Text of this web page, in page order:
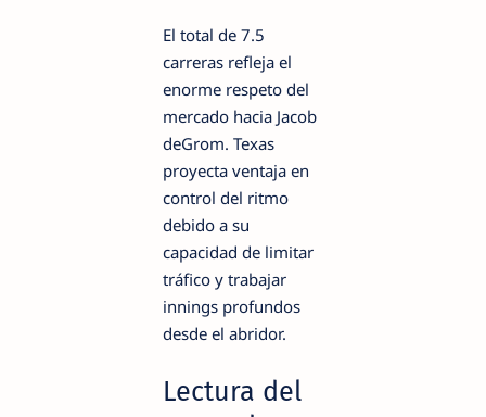
El total de 7.5
carreras refleja el
enorme respeto del
mercado hacia Jacob
deGrom. Texas
proyecta ventaja en
control del ritmo
debido a su
capacidad de limitar
tráfico y trabajar
innings profundos
desde el abridor.
Lectura del